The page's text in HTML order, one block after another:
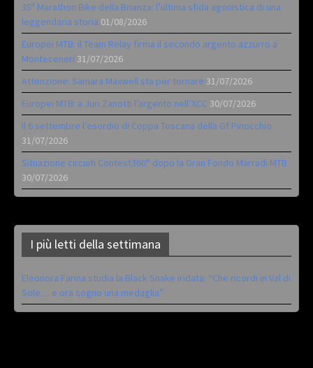
35ª Marathon Bike della Brianza: l’ultima sfida agonistica di una
leggendaria storia 01/08/2026
Europei MTB: il Team Relay firma il secondo argento azzurro a
Monteceneri 31/07/2026
Attenzione: Samara Maxwell sta per tornare 31/07/2026
Europei MTB: a Juri Zanotti l’argento nell’XCC 30/07/2026
Il 6 settembre l’esordio di Coppa Toscana della Gf Pinocchio
31/07/2026
Situazione circuiti Contest360° dopo la Gran Fondo Marradi MTB
30/07/2026
I più letti della settimana
Eleonora Farina studia la Black Snake iridata: “Che ricordi in Val di
Sole… e ora sogno una medaglia”